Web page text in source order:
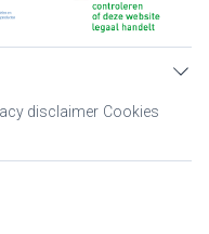
disclaimer Cookies